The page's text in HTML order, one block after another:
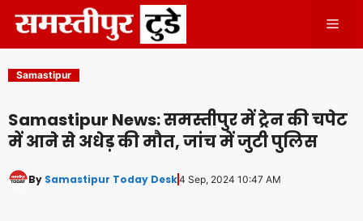
content
Samastipur
Samastipur News: समस्तीपुर में ट्रेन की चपेट
में आने से अधेड़ की मौत, जांच में जुटी पुलिस
By Samastipur Today Desk4 Sep, 2024 10:47 AM